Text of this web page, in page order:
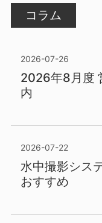
コラム
2026-07-26
2026年8月度
内
2026-07-22
水中撮影シス
おすすめ